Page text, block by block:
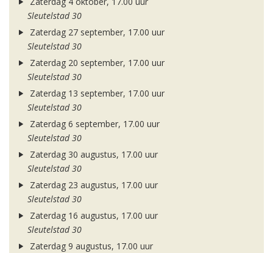
Sleutelstad 30
Zaterdag 27 september, 17.00 uur
Sleutelstad 30
Zaterdag 20 september, 17.00 uur
Sleutelstad 30
Zaterdag 13 september, 17.00 uur
Sleutelstad 30
Zaterdag 6 september, 17.00 uur
Sleutelstad 30
Zaterdag 30 augustus, 17.00 uur
Sleutelstad 30
Zaterdag 23 augustus, 17.00 uur
Sleutelstad 30
Zaterdag 16 augustus, 17.00 uur
Sleutelstad 30
Zaterdag 9 augustus, 17.00 uur